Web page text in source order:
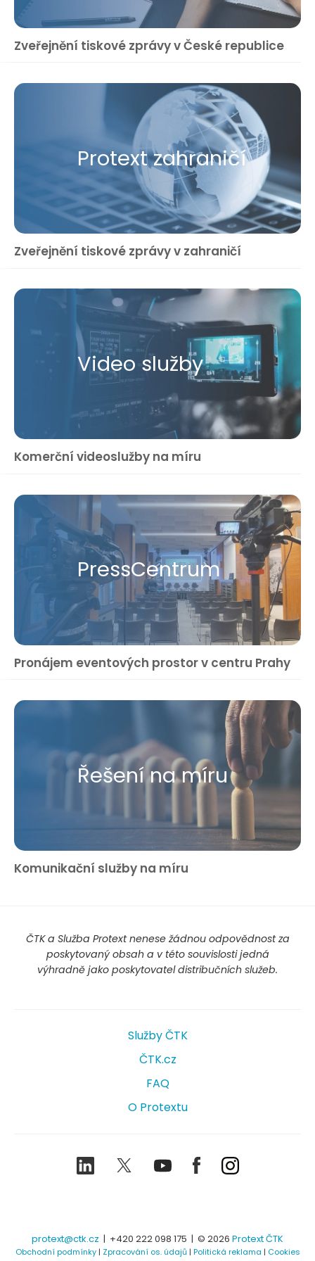
Zveřejnění tiskové zprávy v České republice
Protext zahraničí
Zveřejnění tiskové zprávy v zahraničí
Video služby
Komerční videoslužby na míru
Press​Centrum
Pronájem eventových prostor v centru Prahy
Řešení na míru
Komunikační služby na míru
ČTK a Služba Protext nenese žádnou odpovědnost za
poskytovaný obsah a v této souvislosti jedná
výhradně jako poskytovatel distribučních služeb.
Služby ČTK
ČTK.cz
FAQ
O Protextu
LinkedIn TwitterYoutubeFacebookInstagram
protext@ctk.cz | +420 222 098 175 | © 2026 Protext ČTK
Obchodní podmínky| Zpracování os. údajů| Politická reklama | Cookies